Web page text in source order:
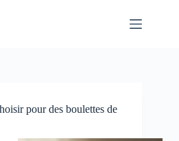
pour des boulettes de